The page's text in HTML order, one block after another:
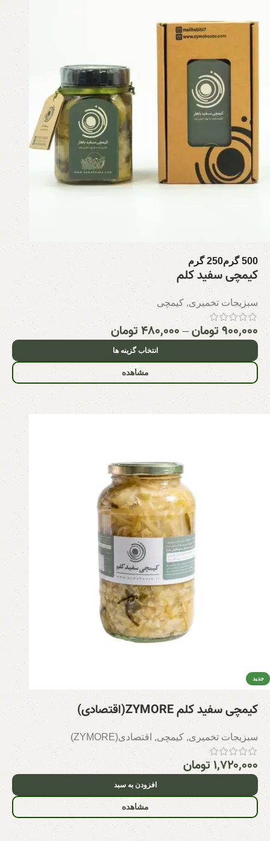
500 گرم 250 گرم
کیمچی سفید کلم
سبزیجات تخمیری, کیمچی
۹۰۰,۰۰۰تومان–۴۸۰,۰۰۰تومان
انتخاب گزینه ها
مشاهده
جدید
کیمچی سفید کلم ZYMORE(اقتصادی)
سبزیجات تخمیری, کیمچی, اقتصادی(ZYMORE)
۱,۷۲۰,۰۰۰تومان
افزودن به سبد
مشاهده